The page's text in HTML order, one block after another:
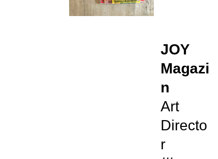
JOY
Magazi
n
Art
Directo
r